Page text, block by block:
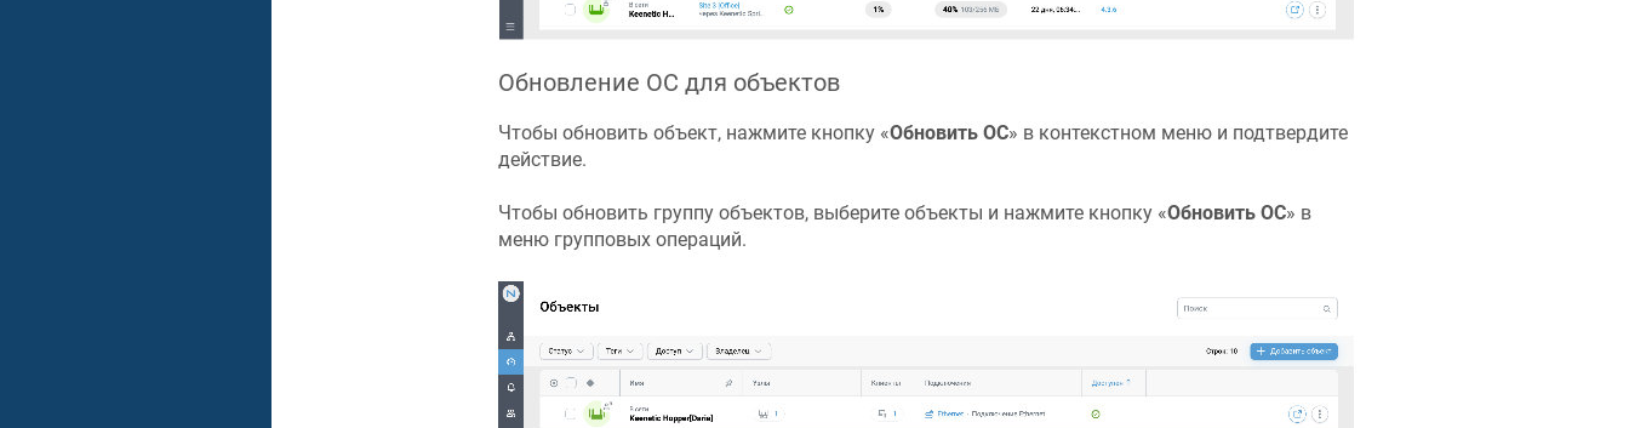
Обновление ОС для объектов
Чтобы обновить объект, нажмите кнопку «‎Обновить ОС» в контекстном меню и подтвердите
действие.
Чтобы обновить группу объектов, выберите объекты и нажмите кнопку «‎Обновить ОС» в
меню групповых операций.